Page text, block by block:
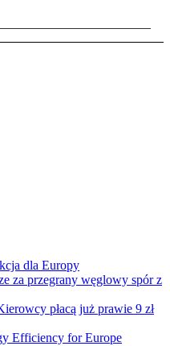
dla Europy
za przegrany węglowy spór z
płacą już prawie 9 zł
Efficiency for Europe